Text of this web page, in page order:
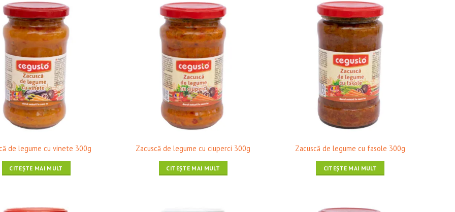
❤ Pune în Wishlist
de legume cu vinete 300g
CITEȘTE MAI MULT
❤ Pune în Wishlist
Zacuscă de legume cu ciuperci 300g
CITEȘTE MAI MULT
❤ Pune în Wishlist
Zacuscă de legume cu fasole 300g
CITEȘTE MAI MULT